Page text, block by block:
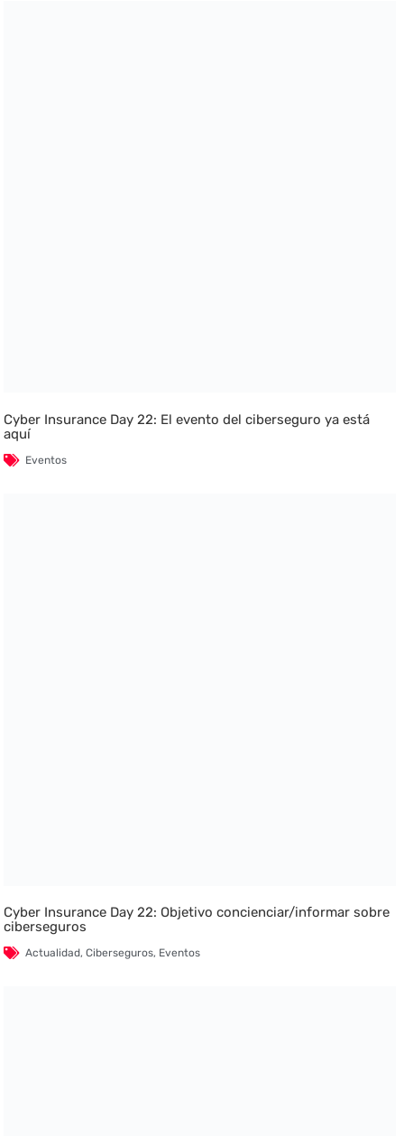
Cyber Insurance Day 22: El evento del ciberseguro ya está
aquí
Eventos
Cyber Insurance Day 22: Objetivo concienciar/informar sobre
ciberseguros
Actualidad,Ciberseguros, Eventos